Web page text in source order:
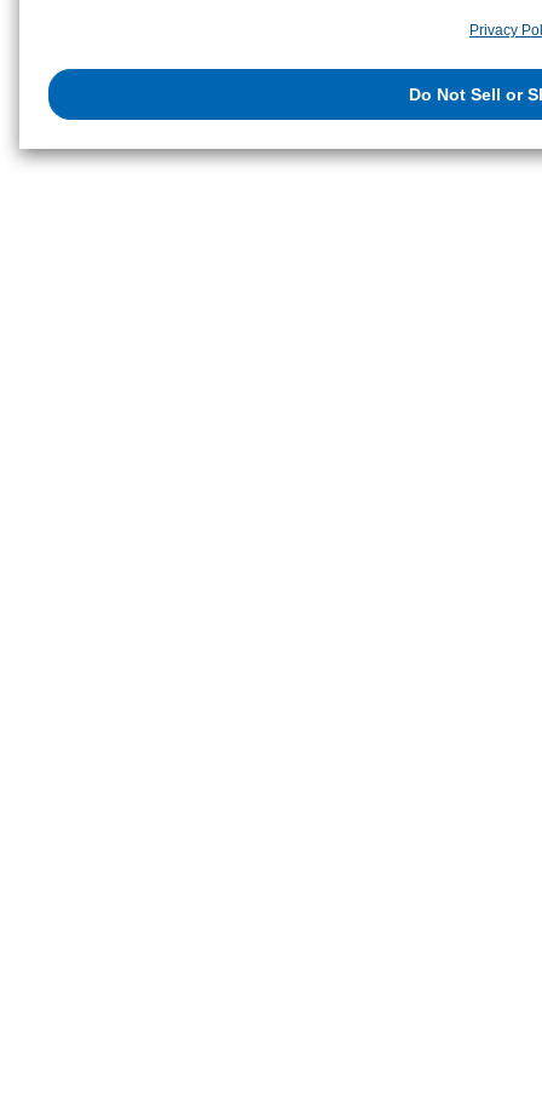
them or that they have collected from your use of their services or
us on the internet. You have the right to opt out of sale or share of your
Privacy
Do Not Sell or